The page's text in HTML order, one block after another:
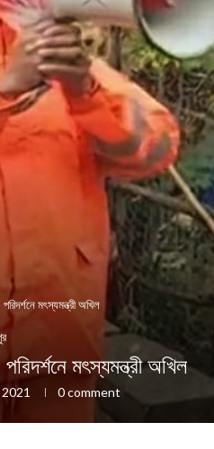
মৎস্যমন্ত্রী অখিল
মৎস্যমন্ত্রী অখিল
0 comment